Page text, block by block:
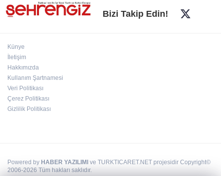
Bursa Büyükşehir'den kırsala tam destek:
Bizi Takip Edin!
Künye
İletişim
Hakkımızda
Kullanım Şartnamesi
Veri Politikası
Çerez Politikası
Gizlilik Politikası
Powered by HABER YAZILIMI ve TURKTICARET.NET projesidir Copyright©
2006-2026 Tüm hakları saklıdır.